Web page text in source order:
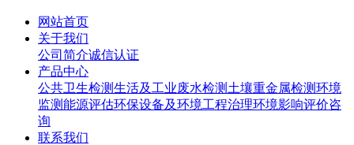
网站首页
关于我们
公司简介诚信认证
产品中心
公共卫生检测生活及工业废水检测 土壤重金属检测环境
监测能源评估环保设备及环境工程治理环境影响评价咨
询
联系我们